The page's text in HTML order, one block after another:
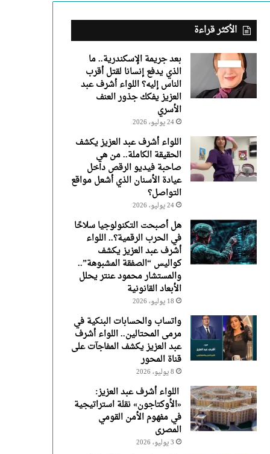
يفكك
جذور
العنف
الأسري
الأكثر قراءة
بعد جريمة الإسكندرية.. ما
الذي يدفع إنسانا لقتل أقرب
الناس إليه؟ اللواء أشرف عبد
العزيز يفكك جذور العنف
الأسري
24 يوليو، 2026
اللواء أشرف عبد العزيز يكشف
الحقيقة الكاملة.. من هي
صاحبة فيديو الرقص داخل
عيادة الأسنان الذي أشعل مواقع
التواصل؟
24 يوليو، 2026
هل أصبحت التكنولوجيا سلاحًا
في الحرب الرقمية؟.. اللواء
أشرف عبد العزيز يكشف
كواليس “الصفقة المشبوهة”..
والمستشار محمود عنتر يحلل
الأبعاد القانونية
18 يوليو، 2026
واتساب والحسابات البنكية في
مرمى المحتالين.. اللواء أشرف
عبد العزيز يكشف المفاجآت على
قناة المحور
8 يوليو، 2026
اللواء أشرف عبد العزيز:
«الأوكتاجون» نقلة استراتيجية
في مفهوم الأمن القومي
المصرى
3 يوليو، 2026